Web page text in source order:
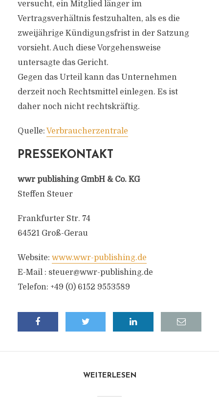
versucht, ein Mitglied länger im
Vertragsverhältnis festzuhalten, als es die
zweijährige Kündigungsfrist in der Satzung
vorsieht. Auch diese Vorgehensweise
untersagte das Gericht.
Gegen das Urteil kann das Unternehmen
derzeit noch Rechtsmittel einlegen. Es ist
daher noch nicht rechtskräftig.
Quelle: Verbraucherzentrale
PRESSEKONTAKT
wwr publishing GmbH & Co. KG
Steffen Steuer
Frankfurter Str. 74
64521 Groß-Gerau
Website: www.wwr-publishing.de
E-Mail : steuer@wwr-publishing.de
Telefon: +49 (0) 6152 9553589
WEITERLESEN